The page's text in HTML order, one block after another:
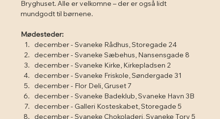
Bryghuset. Alle er velkomne – der er også lidt
mundgodt til børnene.
Mødesteder:
december - Svaneke Rådhus, Storegade 24
december - Svaneke Sæbehus, Nansensgade 8
december - Svaneke Kirke, Kirkepladsen 2
december - Svaneke Friskole, Søndergade 31
december - Flor Deli, Gruset 7
december - Svaneke Badeklub, Svaneke Havn 3B
december - Galleri Kosteskabet, Storegade 5
december - Svaneke Chokoladeri, Svaneke Torv 5